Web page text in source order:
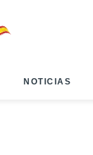
NOTICIAS